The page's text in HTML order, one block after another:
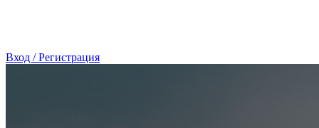
Вход / Регистрация